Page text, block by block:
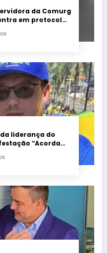
da Comurg
em protocolo
liderança do
“Acorda